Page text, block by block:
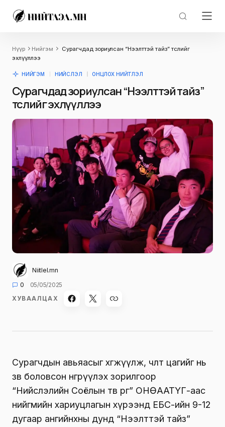
Нүүр Нийгэм
Сурагчдад зориулсан “Нээлттэй тайз” төслийг
эхлүүллээ
НИЙГЭМ НИЙСЛЭЛ ОНЦЛОХ НИЙТЛЭЛ
Сурагчдад зориулсан “Нээлттэй тайз”
төслийг эхлүүллээ
Niitlel.mn
0
05/05/2025
ХУВААЛЦАХ
Сурагчдын авьяасыг хөгжүүлж, чөлөөт цагийг нь
зөв боловсон өнгөрүүлэх зорилгоор
“Нийслэлийн Соёлын төв өргөө” ОНӨААТҮГ-аас
нийгмийн хариуцлагын хүрээнд ЕБС-ийн 9-12
дугаар ангийнхны дунд “Нээлттэй тайз”